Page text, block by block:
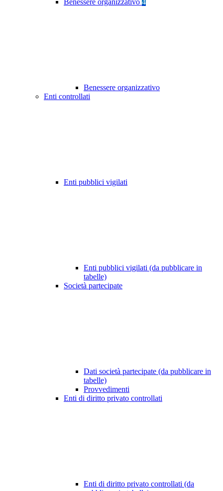
Benessere organizzativo 4
Benessere organizzativo
Enti controllati
Enti pubblici vigilati
Enti pubblici vigilati (da pubblicare in
tabelle)
Società partecipate
Dati società partecipate (da pubblicare in
tabelle)
Provvedimenti
Enti di diritto privato controllati
Enti di diritto privato controllati (da